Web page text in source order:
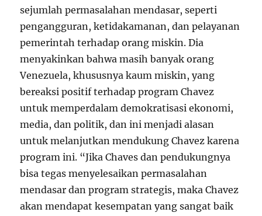
sejumlah permasalahan mendasar, seperti
pengangguran, ketidakamanan, dan pelayanan
pemerintah terhadap orang miskin. Dia
menyakinkan bahwa masih banyak orang
Venezuela, khususnya kaum miskin, yang
bereaksi positif terhadap program Chavez
untuk memperdalam demokratisasi ekonomi,
media, dan politik, dan ini menjadi alasan
untuk melanjutkan mendukung Chavez karena
program ini. “Jika Chaves dan pendukungnya
bisa tegas menyelesaikan permasalahan
mendasar dan program strategis, maka Chavez
akan mendapat kesempatan yang sangat baik